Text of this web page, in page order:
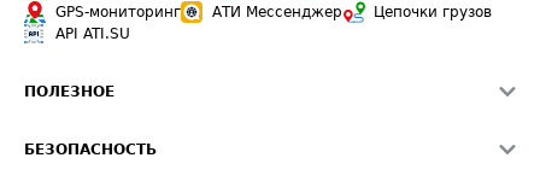
GPS-мониторинг
АТИ Мессенджер
Цепочки грузов
API ATI.SU
ПОЛЕЗНОЕ
БЕЗОПАСНОСТЬ